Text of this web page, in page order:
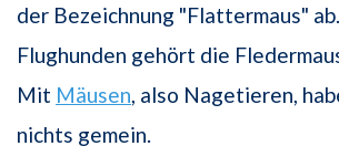
der Bezeichnung "Flattermaus"
Flughunden gehört die
Mit Mäusen, also Nagetieren,
nichts gemein.